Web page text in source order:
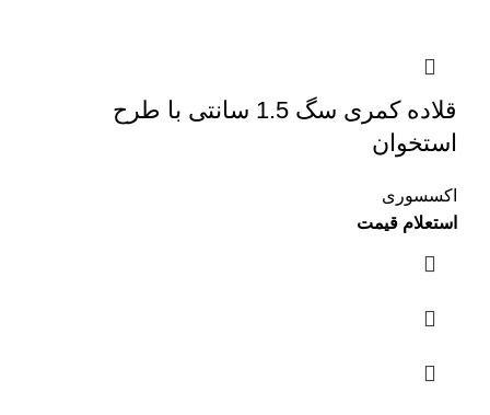
قلاده کمری سگ 1.5 سانتی با طرح
استخوان
اکسسوری
استعلام قیمت